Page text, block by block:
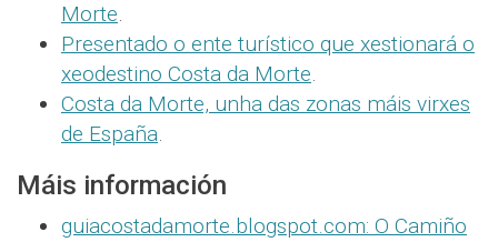
Morte.
Presentado o ente turístico que xestionará o
xeodestino Costa da Morte.
Costa da Morte, unha das zonas máis virxes
de España.
Máis información
guiacostadamorte.blogspot.com: O Camiño